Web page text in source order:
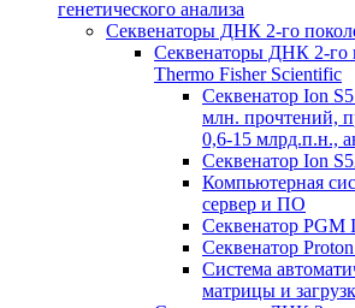
генетического анализа
Секвенаторы ДНК 2-го
Секвенаторы ДНК 2-го
Thermo Fisher Scientific
Секвенатор Ion
млн. прочтений,
0,6-15 млрд.п.н.,
Секвенатор Ion
Компьютерная
сервер и ПО
Секвенатор PGM
Секвенатор
Система
матрицы и